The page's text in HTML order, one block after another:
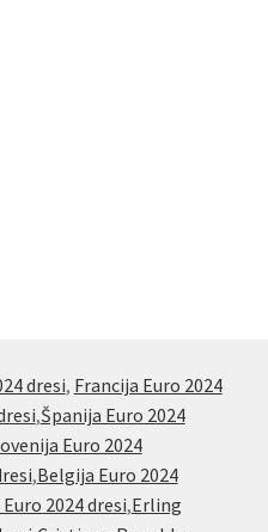
dresi, Francija Euro 2024
,Španija Euro 2024
Euro 2024
,Belgija Euro 2024
2024 dresi,Erling